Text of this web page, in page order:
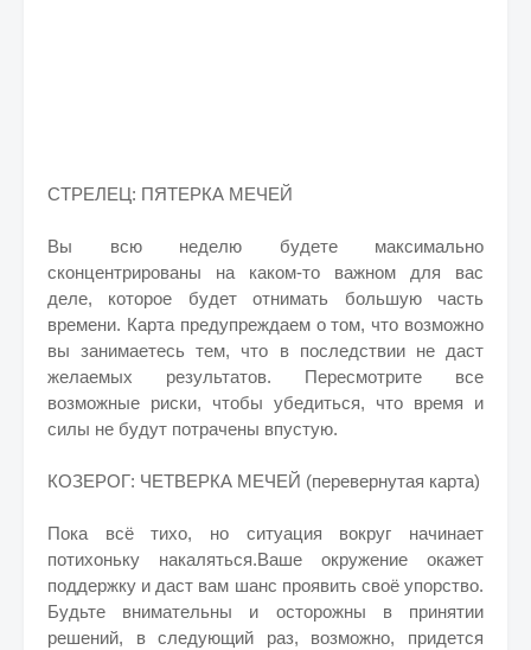
СТРЕЛЕЦ: ПЯТЕРКА МЕЧЕЙ
Вы всю неделю будете максимально
сконцентрированы на каком-то важном для вас
деле, которое будет отнимать большую часть
времени. Карта предупреждаем о том, что возможно
вы занимаетесь тем, что в последствии не даст
желаемых результатов. Пересмотрите все
возможные риски, чтобы убедиться, что время и
силы не будут потрачены впустую.
КОЗЕРОГ: ЧЕТВЕРКА МЕЧЕЙ (перевернутая карта)
Пока всё тихо, но ситуация вокруг начинает
потихоньку накаляться.Ваше окружение окажет
поддержку и даст вам шанс проявить своё упорство.
Будьте внимательны и осторожны в принятии
решений, в следующий раз, возможно, придется